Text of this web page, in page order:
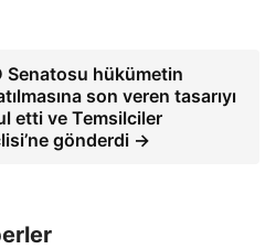
Senatosu hükümetin
son veren tasarıyı
etti ve Temsilciler
gönderdi →